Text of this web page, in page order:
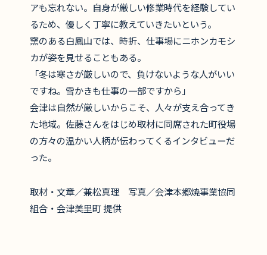
アも忘れない。自身が厳しい修業時代を経験してい
るため、優しく丁寧に教えていきたいという。
窯のある白鳳山では、時折、仕事場にニホンカモシ
カが姿を見せることもある。
「冬は寒さが厳しいので、負けないような人がいい
ですね。雪かきも仕事の一部ですから」
会津は自然が厳しいからこそ、人々が支え合ってき
た地域。佐藤さんをはじめ取材に同席された町役場
の方々の温かい人柄が伝わってくるインタビューだ
った。
取材・文章／兼松真理 写真／会津本郷焼事業協同
組合・会津美里町 提供